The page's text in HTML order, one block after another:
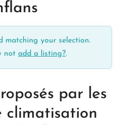
matching your selection.
not add a listing?.
par les
climatisation